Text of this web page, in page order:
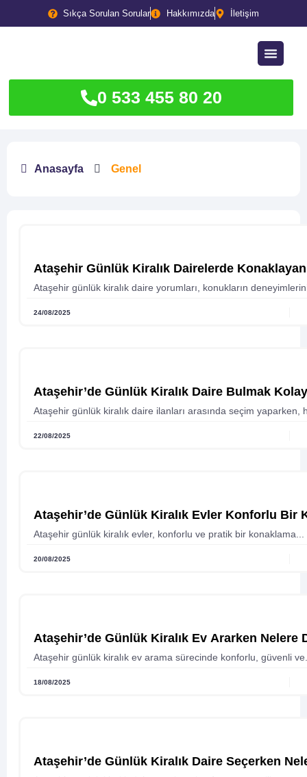
Sıkça Sorulan Sorular Hakkımızda İletişim
0 533 455 80 20
Anasayfa Genel
Ataşehir Günlük Kiralık Dairelerde
Ataşehir günlük kiralık daire yorumları, konukların
24/08/2025
Ataşehir’de Günlük Kiralık Daire Bulmak
Ataşehir günlük kiralık daire ilanları arasında seçim yaparken,
22/08/2025
Ataşehir’de Günlük Kiralık Evler Konforlu Bir
Ataşehir günlük kiralık evler, konforlu ve pratik bir konaklama...
20/08/2025
Ataşehir’de Günlük Kiralık Ev Ararken Nelere
Ataşehir günlük kiralık ev arama sürecinde konforlu, güvenli
18/08/2025
Ataşehir’de Günlük Kiralık Daire Seçerken